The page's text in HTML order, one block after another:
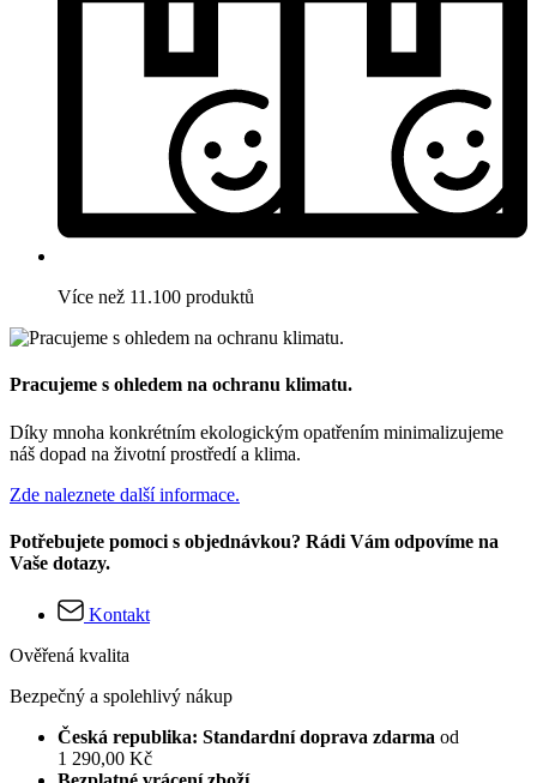
Více než 11.100 produktů
Pracujeme s ohledem na ochranu klimatu.
Díky mnoha konkrétním ekologickým opatřením minimalizujeme
náš dopad na životní prostředí a klima.
Zde naleznete další informace.
Potřebujete pomoci s objednávkou? Rádi Vám odpovíme na
Vaše dotazy.
Kontakt
Ověřená kvalita
Bezpečný a spolehlivý nákup
Česká republika: Standardní doprava zdarma od
1 290,00 Kč